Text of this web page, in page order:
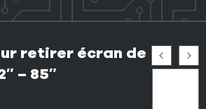
retirer écran de
– 85″